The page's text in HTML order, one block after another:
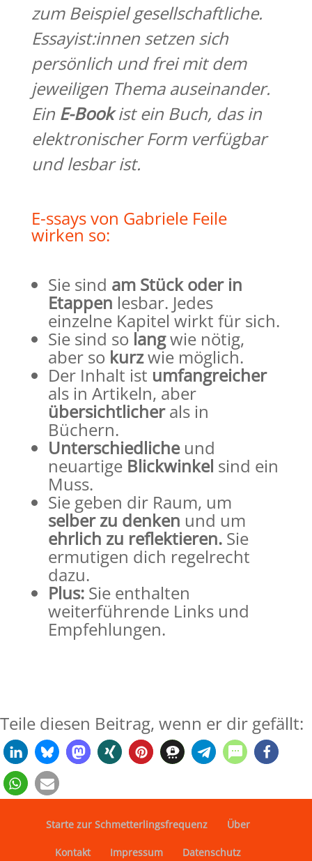
zum Beispiel gesellschaftliche.
Essayist:innen setzen sich
persönlich und frei mit dem
jeweiligen Thema auseinander.
Ein E-Bookist ein Buch, das in
elektronischer Form verfügbar
und lesbar ist.
E-ssays von Gabriele Feile
wirken so:
Sie sind am Stück oder in
Etappen lesbar. Jedes
einzelne Kapitel wirkt für sich.
Sie sind so langwie nötig,
aber so kurzwie möglich.
Der Inhalt ist umfangreicher
als in Artikeln, aber
übersichtlicherals in
Büchern.
Unterschiedlicheund
neuartige Blickwinkel sind ein
Muss.
Sie geben dir Raum, um
selber zu denken und um
ehrlich zu reflektieren.Sie
ermutigen dich regelrecht
dazu.
Plus:Sie enthalten
weiterführende Links und
Empfehlungen.
Teile diesen Beitrag, wenn er dir gefällt:
Starte zur Schmetterlingsfrequenz Über
Kontakt Impressum Datenschutz